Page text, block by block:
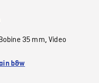
35 mm,Video
b&w